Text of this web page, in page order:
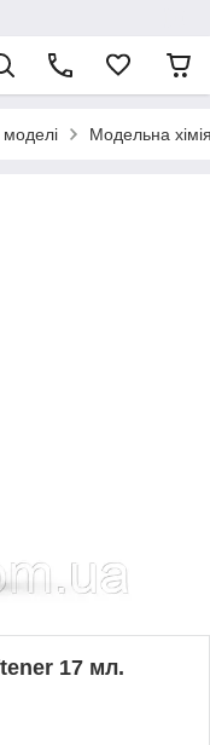
Модельна
17 мл.